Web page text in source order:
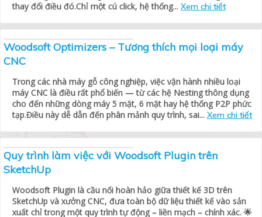
thay đổi điều đó.Chỉ một cú click, hệ thống... Xem chi tiết
Woodsoft Optimizers – Tương thích mọi loại máy
CNC
Trong các nhà máy gỗ công nghiệp, việc vận hành nhiều loại
máy CNC là điều rất phổ biến — từ các hệ Nesting thông dụng
cho đến những dòng máy 5 mặt, 6 mặt hay hệ thống P2P phức
tạp.Điều này dễ dẫn đến phân mảnh quy trình, sai... Xem chi tiết
Quy trình làm việc với Woodsoft Plugin trên
SketchUp
Woodsoft Plugin là cầu nối hoàn hảo giữa thiết kế 3D trên
SketchUp và xưởng CNC, đưa toàn bộ dữ liệu thiết kế vào sản
xuất chỉ trong một quy trình tự động – liền mạch – chính xác. 🌟